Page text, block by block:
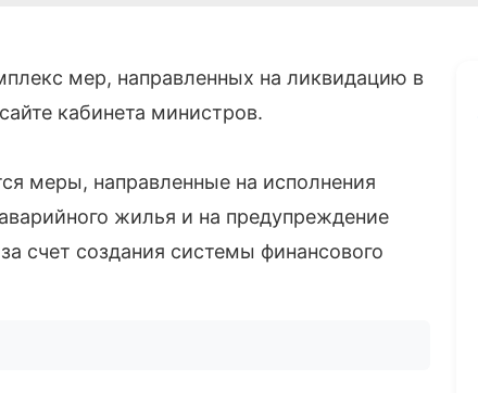
мер, направленных на ликвидацию в
кабинета министров.
меры, направленные на исполнения
жилья и на предупреждение
счет создания системы финансового